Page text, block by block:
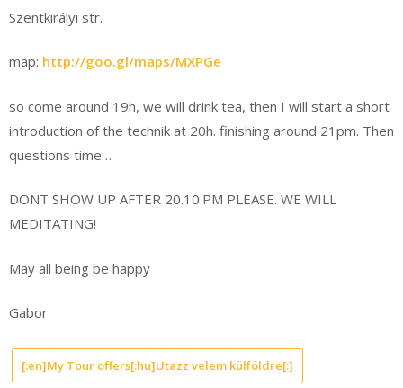
Szentkirályi str.
map: http://goo.gl/maps/MXPGe
so come around 19h, we will drink tea, then I will start a short
introduction of the technik at 20h. finishing around 21pm. Then
questions time…
DONT SHOW UP AFTER 20.10.PM PLEASE. WE WILL
MEDITATING!
May all being be happy
Gabor
[:en]My Tour offers[:hu]Utazz velem külföldre[:]